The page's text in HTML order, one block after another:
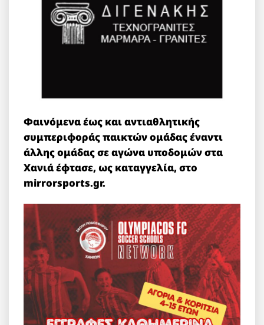
Φαινόμενα έως και αντιαθλητικής
συμπεριφοράς παικτών ομάδας έναντι
άλλης ομάδας σε αγώνα υποδομών στα
Χανιά έφτασε, ως καταγγελία, στο
mirrorsports.gr.